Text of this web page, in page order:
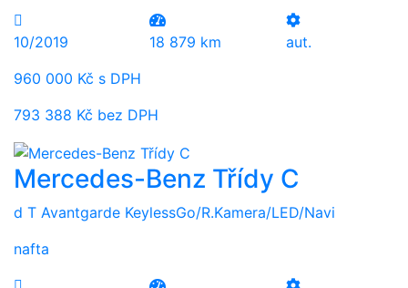
10/2019 18 879 km
aut.
960 000 Kč s DPH
793 388 Kč bez DPH
Mercedes-Benz Třídy C
d T Avantgarde KeylessGo/R.Kamera/LED/Navi
nafta